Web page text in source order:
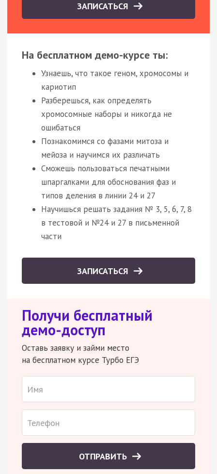
ЗАПИСАТЬСЯ
На бесплатном демо-курсе ты:
Узнаешь, что такое геном, хромосомы и
кариотип
Разберешься, как определять
хромосомные наборы и никогда не
ошибаться
Познакомимся со фазами митоза и
мейоза и научимся их различать
Сможешь пользоваться печатными
шпаргалками для обоснования фаз и
типов деления в линии 24 и 27
Научишься решать задания № 3, 5, 6, 7, 8
в тестовой и №24 и 27 в письменной
части
ЗАПИСАТЬСЯ
Получи бесплатный
демо-доступ
Оставь заявку и займи место
на бесплатном курсе Турбо ЕГЭ
ОТПРАВИТЬ